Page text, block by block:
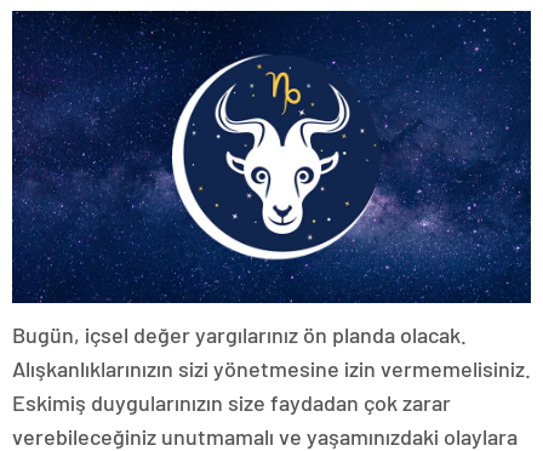
Bugün, içsel değer yargılarınız ön planda olacak.
Alışkanlıklarınızın sizi yönetmesine izin vermemelisiniz.
Eskimiş duygularınızın size faydadan çok zarar
verebileceğiniz unutmamalı ve yaşamınızdaki olaylara